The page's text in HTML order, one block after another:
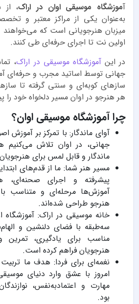
آموزشگاه موسیقی اوان در اراک
به‌عنوان یکی از مراکز معتبر و
میزبان هنرجویانی است که می‌خواهند
اولین نت تا اجرای حرفه‌ای طی کنند.
در اینآموزشگاه موسیقی در اراک،
جهانی توسط اساتید مجرب و حرفه‌ای
سازهای کوبه‌ای و سنتی گرفته تا
هر هنرجو در اوان مسیر دلخواه خود را
چرا آموزشگاه موسیقی اوان؟
آوای ماندگار: با تمرکز بر آموزش
جهانی، در اوان تلاش می‌کنیم
ماندگار و قابل لمس برای
مسیر هنر شما: ما از قدم‌های
پیشرفته و اجرای صحنه‌ای،
آموزش‌ها مرحله‌ای و متناسب
هنرجو طراحی شده‌اند.
خانه موسیقی در اراک:
سه‌طبقه با فضای دلنشین و
مناسب برای یادگیری، تمرین
هنرجویان فراهم کرده است.
نغمه‌ای برای فردا: هدف ما
امروز با عشق وارد دنیای
مهارت و اعتمادبه‌نفس،
بود.